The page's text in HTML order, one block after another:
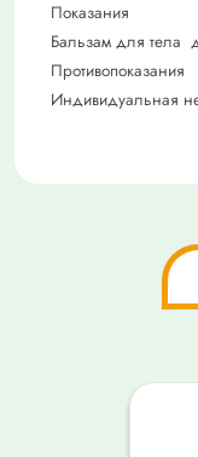
Показания
Бальзам для тела
Противопоказания
Индивидуальная